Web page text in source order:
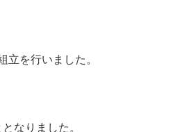
立を行いました。
なりました。